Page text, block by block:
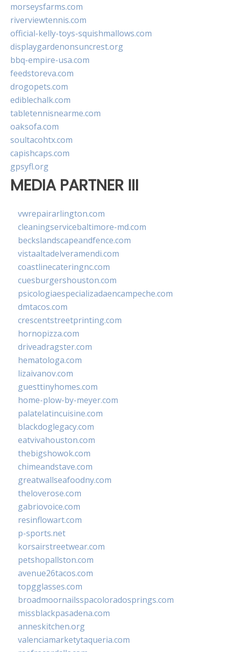
morseysfarms.com
riverviewtennis.com
official-kelly-toys-squishmallows.com
displaygardenonsuncrest.org
bbq-empire-usa.com
feedstoreva.com
drogopets.com
ediblechalk.com
tabletennisnearme.com
oaksofa.com
soultacohtx.com
capishcaps.com
gpsyfl.org
MEDIA PARTNER III
vwrepairarlington.com
cleaningservicebaltimore-md.com
beckslandscapeandfence.com
vistaaltadelveramendi.com
coastlinecateringnc.com
cuesburgershouston.com
psicologiaespecializadaencampeche.com
dmtacos.com
crescentstreetprinting.com
hornopizza.com
driveadragster.com
hematologa.com
lizaivanov.com
guesttinyhomes.com
home-plow-by-meyer.com
palatelatincuisine.com
blackdoglegacy.com
eatvivahouston.com
thebigshowok.com
chimeandstave.com
greatwallseafoodny.com
theloverose.com
gabriovoice.com
resinflowart.com
p-sports.net
korsairstreetwear.com
petshopallston.com
avenue26tacos.com
topgglasses.com
broadmoornailsspacoloradosprings.com
missblackpasadena.com
anneskitchen.org
valenciamarketytaqueria.com